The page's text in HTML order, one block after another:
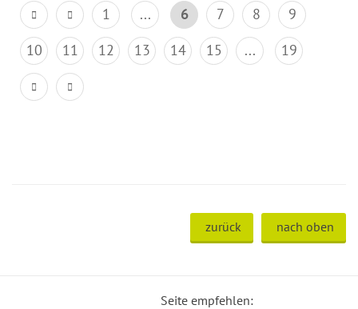
1 ... 6 7 8
9
10
11 12 13 14 15 ... 19
zurück nach oben
Seite empfehlen: